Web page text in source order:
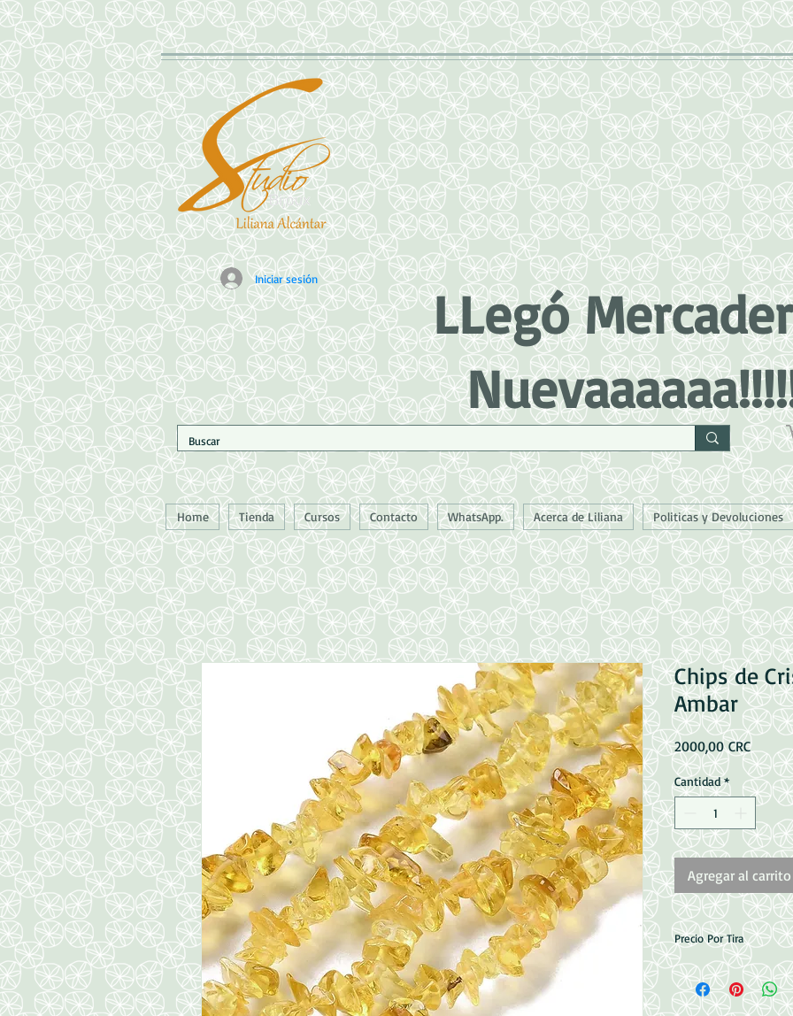
Iniciar sesión
LLegó
Home Tienda Cursos Contacto WhatsApp. Acerca de Liliana Politicas y Devoluciones
Chips de
Ambar
2000,00 CRCPrecio
Cantidad *
Agregar al carrito
Precio Por Tira
Medidas
Perforacion: 0.4mm
80 cm aprox.